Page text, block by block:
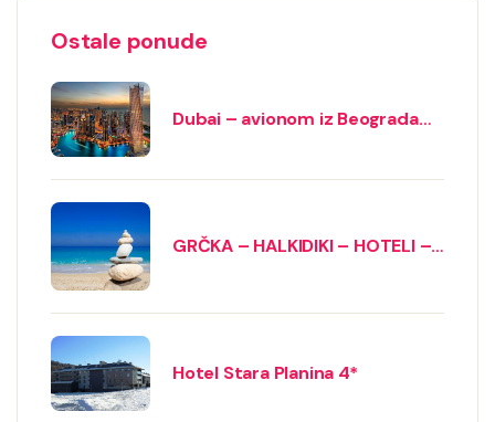
Ostale ponude
Dubai – avionom iz Beograda
GRČKA – HALKIDIKI – HOTELI –
Hotel Stara Planina 4*